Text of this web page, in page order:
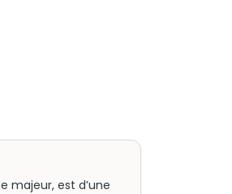
majeur, est d’une